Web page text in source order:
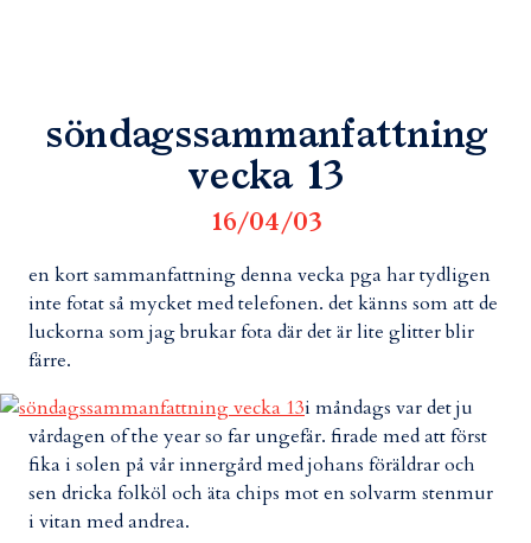
söndagssammanfattning
vecka 13
16/04/03
en kort sammanfattning denna vecka pga har tydligen
inte fotat så mycket med telefonen. det känns som att de
luckorna som jag brukar fota där det är lite glitter blir
färre.
i måndags var det ju
vårdagen of the year so far ungefär. firade med att först
fika i solen på vår innergård med johans föräldrar och
sen dricka folköl och äta chips mot en solvarm stenmur
i vitan med andrea.